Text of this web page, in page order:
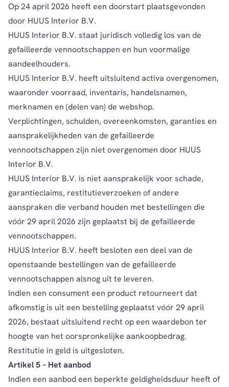
Op 24 april 2026 heeft een doorstart plaatsgevonden
door HUUS Interior B.V.
HUUS Interior B.V. staat juridisch volledig los van de
gefailleerde vennootschappen en hun voormalige
aandeelhouders.
HUUS Interior B.V. heeft uitsluitend activa overgenomen,
waaronder voorraad, inventaris, handelsnamen,
merknamen en (delen van) de webshop.
Verplichtingen, schulden, overeenkomsten, garanties en
aansprakelijkheden van de gefailleerde
vennootschappen zijn niet overgenomen door HUUS
Interior B.V.
HUUS Interior B.V. is niet aansprakelijk voor schade,
garantieclaims, restitutieverzoeken of andere
aanspraken die verband houden met bestellingen die
vóór 29 april 2026 zijn geplaatst bij de gefailleerde
vennootschappen.
HUUS Interior B.V. heeft besloten een deel van de
openstaande bestellingen van de gefailleerde
vennootschappen alsnog uit te leveren.
Indien een consument een product retourneert dat
afkomstig is uit een bestelling geplaatst vóór 29 april
2026, bestaat uitsluitend recht op een waardebon ter
hoogte van het oorspronkelijke aankoopbedrag.
Restitutie in geld is uitgesloten.
Artikel 5 – Het aanbod
Indien een aanbod een beperkte geldigheidsduur heeft of